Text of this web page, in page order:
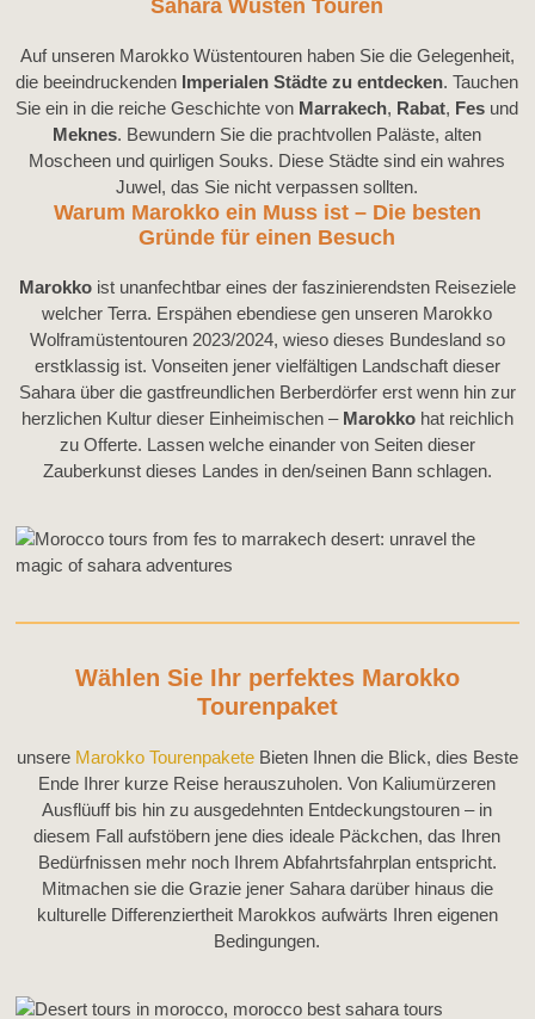
Sahara Wüsten Touren
Auf unseren Marokko Wüstentouren haben Sie die Gelegenheit,
die beeindruckenden Imperialen Städte zu entdecken. Tauchen
Sie ein in die reiche Geschichte von Marrakech, Rabat, Fes und
Meknes. Bewundern Sie die prachtvollen Paläste, alten
Moscheen und quirligen Souks. Diese Städte sind ein wahres
Juwel, das Sie nicht verpassen sollten.
Warum Marokko ein Muss ist – Die besten
Gründe für einen Besuch
Marokkoist unanfechtbar eines der faszinierendsten Reiseziele
welcher Terra. Erspähen ebendiese gen unseren Marokko
Wolframüstentouren 2023/2024, wieso dieses Bundesland so
erstklassig ist. Vonseiten jener vielfältigen Landschaft dieser
Sahara über die gastfreundlichen Berberdörfer erst wenn hin zur
herzlichen Kultur dieser Einheimischen – Marokkohat reichlich
zu Offerte. Lassen welche einander von Seiten dieser
Zauberkunst dieses Landes in den/seinen Bann schlagen.
Wählen Sie Ihr perfektes Marokko
Tourenpaket
unsere Marokko TourenpaketeBieten Ihnen die Blick, dies Beste
Ende Ihrer kurze Reise herauszuholen. Von Kaliumürzeren
Ausflüuff bis hin zu ausgedehnten Entdeckungstouren – in
diesem Fall aufstöbern jene dies ideale Päckchen, das Ihren
Bedürfnissen mehr noch Ihrem Abfahrtsfahrplan entspricht.
Mitmachen sie die Grazie jener Sahara darüber hinaus die
kulturelle Differenziertheit Marokkos aufwärts Ihren eigenen
Bedingungen.